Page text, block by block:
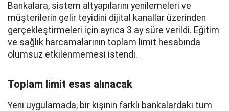
Bankalara, sistem altyapılarını yenilemeleri ve
müşterilerin gelir teyidini dijital kanallar üzerinden
gerçekleştirmeleri için ayrıca 3 ay süre verildi. Eğitim
ve sağlık harcamalarının toplam limit hesabında
olumsuz etkilenmemesi istendi.
Toplam limit esas alınacak
Yeni uygulamada, bir kişinin farklı bankalardaki tüm